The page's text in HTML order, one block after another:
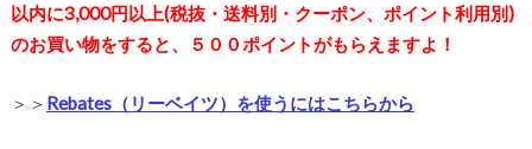
以内に3,000円以上(税抜・送料別・クーポン、ポイント利用別)
のお買い物をすると、５００ポイントがもらえますよ！
＞＞ Rebates（リーベイツ）を使うにはこちらから